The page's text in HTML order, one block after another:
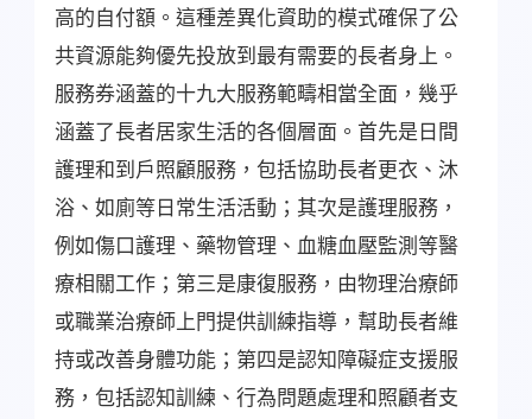
高的自付額。這種差異化資助的模式確保了公
共資源能夠優先投放到最有需要的長者身上。
服務券涵蓋的十九大服務範疇相當全面，幾乎
涵蓋了長者居家生活的各個層面。首先是日間
護理和到戶照顧服務，包括協助長者更衣、沐
浴、如廁等日常生活活動；其次是護理服務，
例如傷口護理、藥物管理、血糖血壓監測等醫
療相關工作；第三是康復服務，由物理治療師
或職業治療師上門提供訓練指導，幫助長者維
持或改善身體功能；第四是認知障礙症支援服
務，包括認知訓練、行為問題處理和照顧者支